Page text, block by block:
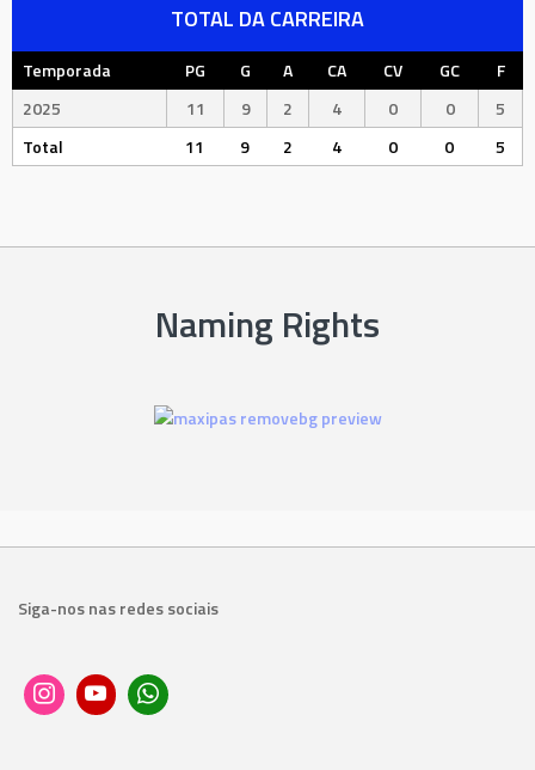
TOTAL DA CARREIRA
Temporada PG G A CA CV GC
F
2025
11 9 2 4 0 0
5
Total
11 9 2 4 0 0 5
Naming Rights
Siga-nos nas redes sociais